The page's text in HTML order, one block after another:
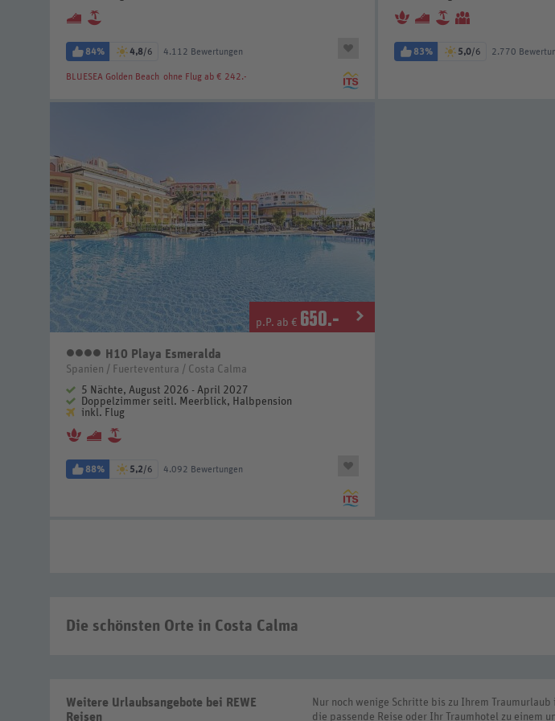
84% 4,8/6 4.112 Bewertungen
BLUESEA Golden Beach ohne Flug ab € 242.-
83% 5,0/6 2.770
p.P. ab € 650.-
4 Sterne
H10 Playa Esmeralda
Spanien / Fuerteventura / Costa Calma
5 Nächte, August 2026 - April 2027
Doppelzimmer seitl. Meerblick, Halbpension
inkl. Flug
88% 5,2/6 4.092 Bewertungen
Die schönsten Orte in Costa Calma
Weitere Urlaubsangebote bei REWE
Reisen
Nur noch wenige Schritte bis zu Ihrem Traumurlaub
die passende Reise oder Ihr Traumhotel zu einem